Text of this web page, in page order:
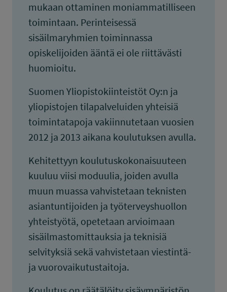
mukaan ottaminen moniammatilliseen
toimintaan. Perinteisessä
sisäilmaryhmien toiminnassa
opiskelijoiden ääntä ei ole riittävästi
huomioitu.
Suomen Yliopistokiinteistöt Oy:n ja
yliopistojen tilapalveluiden yhteisiä
toimintatapoja vakiinnutetaan vuosien
2012 ja 2013 aikana koulutuksen avulla.
Kehitettyyn koulutuskokonaisuuteen
kuuluu viisi moduulia, joiden avulla
muun muassa vahvistetaan teknisten
asiantuntijoiden ja työterveyshuollon
yhteistyötä, opetetaan arvioimaan
sisäilmastomittauksia ja teknisiä
selvityksiä sekä vahvistetaan viestintä-
ja vuorovaikutustaitoja.